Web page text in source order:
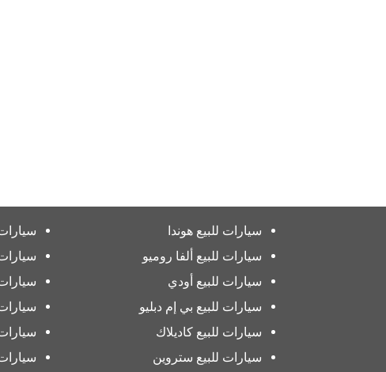
سيارات للبيع هوندا
سيارات للبيع ألفا روميو
سيارات للبيع أودي
سيارات للبيع بي إم دبليو
سيارات للبيع كاديلاك
سيارات للبيع ستروين